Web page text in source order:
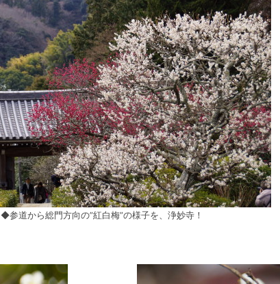
◆参道から総門方向の”紅白梅”の様子を、浄妙寺！